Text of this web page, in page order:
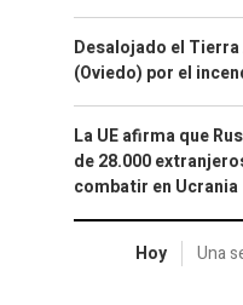
Desalojado el
(Oviedo) por el
La UE afirma que
de 28.000
combatir en Ucrania
Hoy Una